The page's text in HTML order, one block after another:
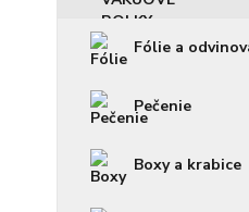
Fólie a
Pečenie
Boxy a krabice